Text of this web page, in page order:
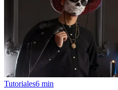
Tutoriales6 min